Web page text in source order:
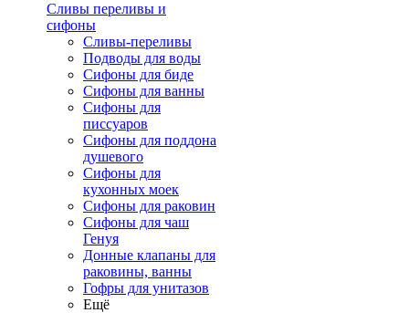
Сливы переливы и
сифоны
Сливы-переливы
Подводы для воды
Сифоны для биде
Сифоны для ванны
Сифоны для
писсуаров
Сифоны для поддона
душевого
Сифоны для
кухонных моек
Сифоны для раковин
Сифоны для чаш
Генуя
Донные клапаны для
раковины, ванны
Гофры для унитазов
Ещё